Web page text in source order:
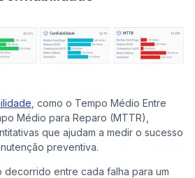
, como o Tempo Médio Entre
Médio para Reparo (MTTR),
que ajudam a medir o sucesso
preventiva.
decorrido entre cada falha para um